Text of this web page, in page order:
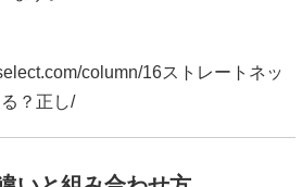
やさしく伸ばすことで、姿勢意識に
るようです。無理なく続けやすい方
。
？正し/